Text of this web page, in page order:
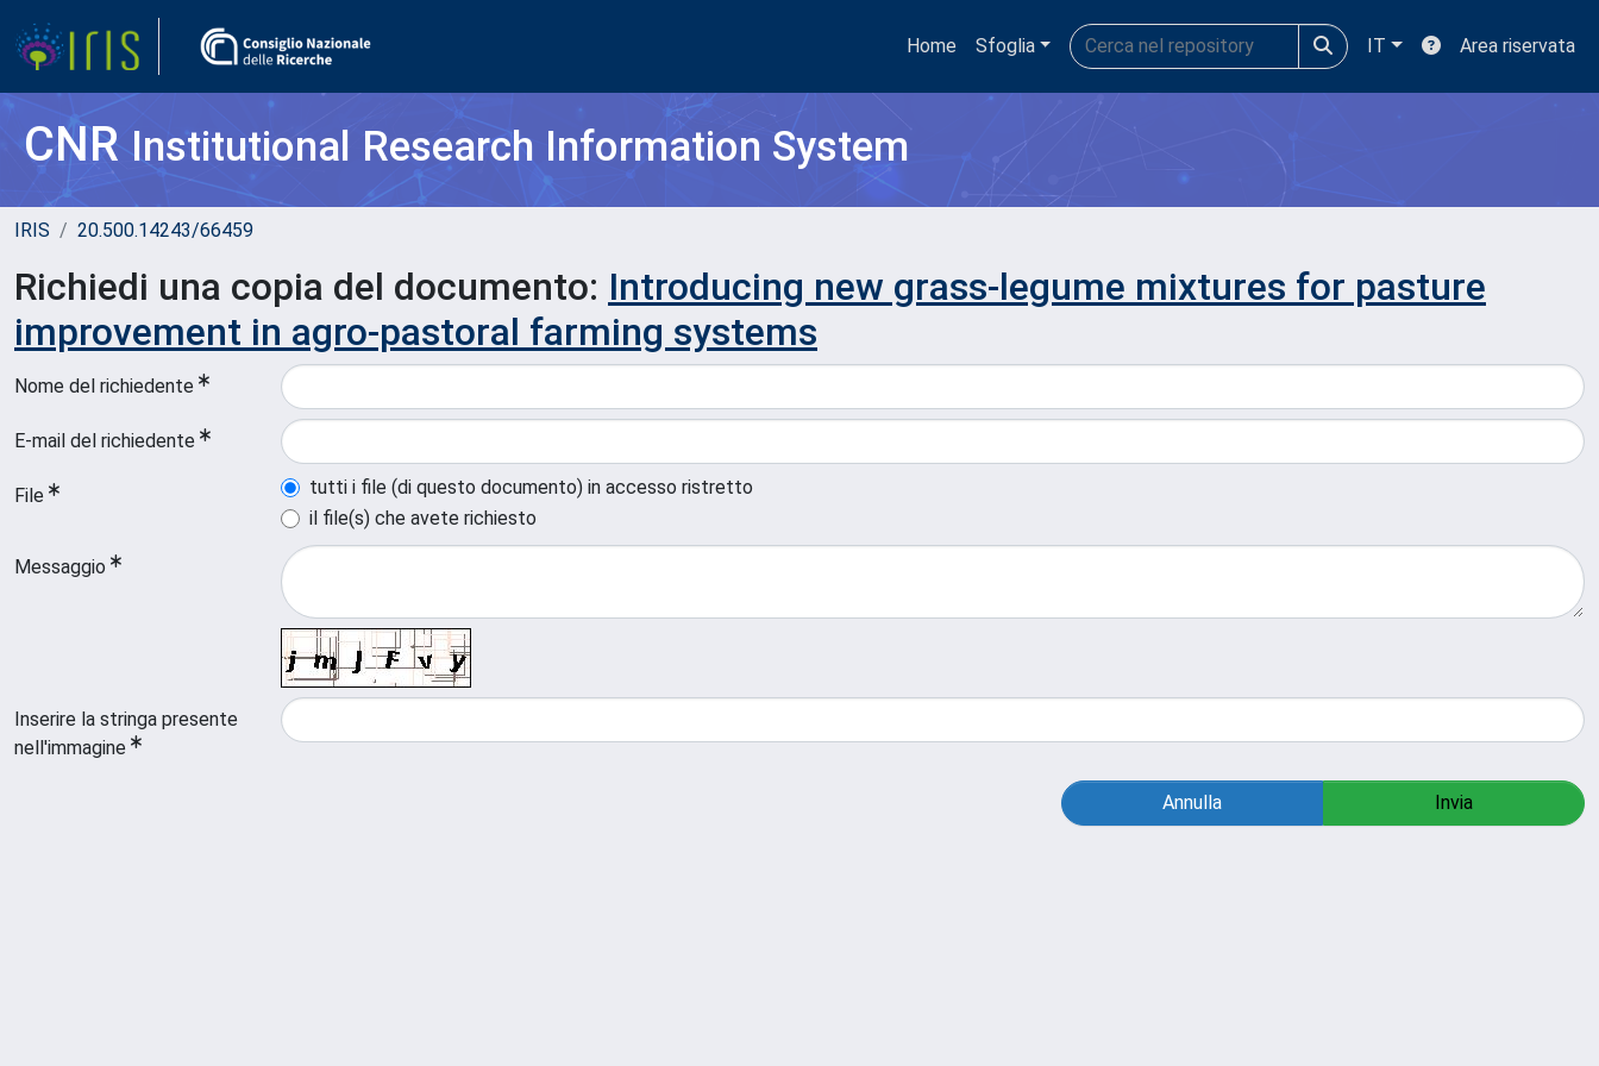
Home Sfoglia IT Area riservata
CNRInstitutional Research Information System
IRIS 20.500.14243/66459
Richiedi una copia del documento: Introducing new grass-legume mixtures for pasture
improvement in agro-pastoral farming systems
Nome del richiedente
E-mail del richiedente
File
tutti i file (di questo documento) in accesso ristretto
il file(s) che avete richiesto
Messaggio
Inserire la stringa presente
nell'immagine
Annulla Invia